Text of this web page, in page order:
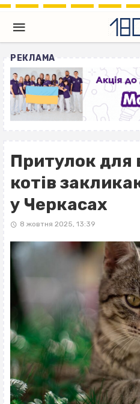
РЕКЛАМА
Притулок для
котів
у Черкасах
8 жовтня 2025, 13:39